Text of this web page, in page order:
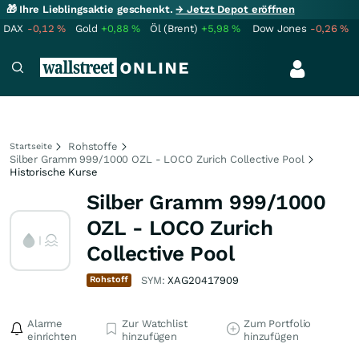
🎁 Ihre Lieblingsaktie geschenkt.→ Jetzt Depot eröffnen
DAX -0,12% Gold +0,88% Öl (Brent) +5,98% Dow Jones -0,26%
Startseite
Rohstoffe
Silber Gramm 999/1000 OZL - LOCO Zurich Collective Pool
Historische Kurse
Silber Gramm 999/1000
OZL - LOCO Zurich
Collective Pool
Rohstoff SYM:XAG20417909
Alarme
einrichten
Zur Watchlist
hinzufügen
Zum Portfolio
hinzufügen